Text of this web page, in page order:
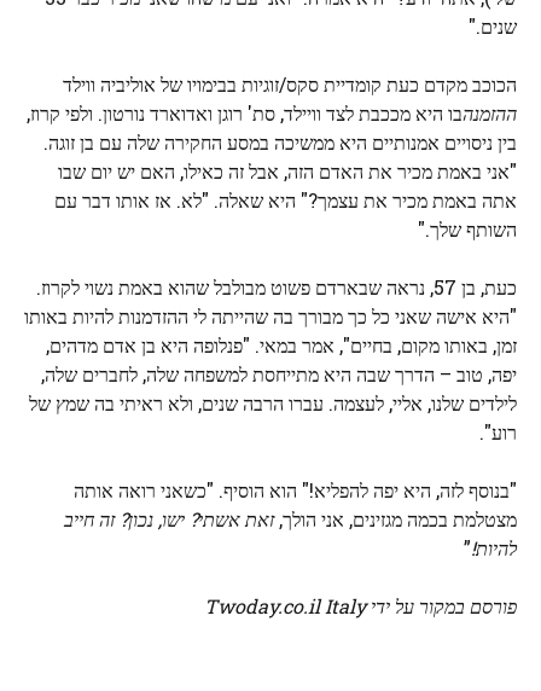
שנים."
הכוכב מקדם כעת קומדיית סקס/זוגיות בבימויו של אוליביה ווילד
ההזמנהבו היא מככבת לצד וויילד, סת' רוגן ואדוארד נורטון. ולפי קרוז,
בין ניסויים אמנותיים היא ממשיכה במסע החקירה שלה עם בן זוגה.
"אני באמת מכיר את האדם הזה, אבל זה כאילו, האם יש יום שבו
אתה באמת מכיר את עצמך?" היא שאלה. "לא. אז אותו דבר עם
השותף שלך."
כעת, בן 57, נראה שבארדם פשוט מבולבל שהוא באמת נשוי לקרוז.
"היא אישה שאני כל כך מבורך בה שהייתה לי ההזדמנות להיות באותו
זמן, באותו מקום, בחיים", אמר במאי. "פנלופה היא בן אדם מדהים,
יפה, טוב – הדרך שבה היא מתייחסת למשפחה שלה, לחברים שלה,
לילדים שלנו, אליי, לעצמה. עברו הרבה שנים, ולא ראיתי בה שמץ של
רוע".
"בנוסף לזה, היא יפה להפליא!" הוא הוסיף. "כשאני רואה אותה
מצטלמת בכמה מגזינים, אני הולך,זאת אשתי? ישו, נכון? זה חייב
להיות!”
פורסם במקור על ידי Twoday.co.il Italy